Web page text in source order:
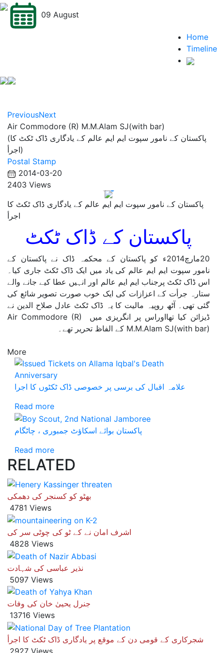
09 August
Home
Timeline
PreviousNext
Air Commodore (R) M.M.Alam SJ(with bar)
(پاکستان کے نامور سپوت ایم ایم عالم کے یادگاری ڈاک ٹکٹ کا
اجرأ)
Postal Stamp
2014-03-20
2403 Views
پاکستان کے نامور سپوت ایم ایم عالم کے یادگاری ڈاک ٹکٹ کا
اجرأ
پاکستان کے ڈاک ٹکٹ
20مارچ2014ء کو پاکستان کے محکمہ ڈاک نے پاکستان کے
نامور سپوت ایم ایم عالم کی یاد میں ایک ڈاک ٹکٹ جاری کیا۔
اس ڈاک ٹکٹ پرجناب ایم ایم عالم اور انہیں عطا کیے جانے والے
ستارہ جرأت کے اعزازات کی ایک خوب صورت تصویر شائع کی
گئی تھی۔ آٹھ روپیہ مالیت کا یہ ڈاک ٹکٹ عادل صلاح الدین نے
ڈیزائن کیا تھااوراس پر انگریزی میں Air Commodore (R)
M.M.Alam SJ(with bar) کے الفاظ تحریر تھے۔
More
علامہ اقبال کی برسی پر خصوصی ڈاک ٹکٹوں کا اجرا
Read more
پاکستان بوائے اسکاؤٹ جمبوری ، چاٹگام
Read more
RELATED
بھٹو کو کسنجر کی دھمکی
4781 Views
اشرف امان نے کے ٹو کی چوٹی سر کی
4828 Views
نذیر عباسی کی شہادت
5097 Views
جنرل یحییٰ خان کی وفات
13716 Views
شجرکاری کے قومی دن کے موقع پر یادگاری ڈاک ٹکٹ کا اجرأ
2927 Views